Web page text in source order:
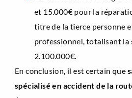
et 15.000€ pour la
titre de la tierce personne
professionnel, totalisant la
2.100.000€.
En conclusion, il est certain que
spécialisé en accident de la